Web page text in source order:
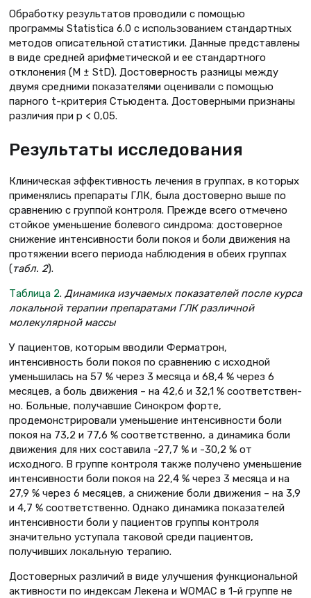
Обработку результатов проводили с помощью
программы Statistica 6.0 с использованием стандартных
мето­дов описательной статистики. Данные представлены
в виде средней ариф­метической и ее стандартного
откло­нения (M ± StD). Достоверность разницы между
двумя средними показателями оценивали с помо­щью
парного t-критерия Стьюдента. Достоверными признаны
различия при p < 0,05.
Результаты исследования
Клиническая эффективность лече­ния в группах, в которых
применя­лись препараты ГЛК, была достоверно выше по
сравнению с группой кон­троля. Прежде всего отмечено
стой­кое уменьшение болевого синдрома: достоверное
снижение интенсивности боли покоя и боли движения на
про­тяжении всего периода наблюдения в обеих группах
(табл. 2).
Таблица 2. Динамика изучаемых показателей после курса
локальной терапии препаратами ГЛК различной
молекулярной массы
У пациентов, которым вводи­ли Ферматрон,
интенсивность боли покоя по сравнению с исходной
уменьшилась на 57 % через 3 месяца и 68,4 % через 6
месяцев, а боль движе­ния – на 42,6 и 32,1 % соответствен­
но. Больные, получавшие Синокром форте,
продемонстрировали уменьше­ние интенсивности боли
покоя на 73,2 и 77,6 % соответственно, а динами­ка боли
движения для них составила -27,7 % и -30,2 % от
исходного. В груп­пе контроля также получено уменьше­ние
интенсивности боли покоя на 22,4 % через 3 месяца и на
27,9 % через 6 месяцев, а снижение боли движения – на 3,9
и 4,7 % соответственно. Однако динамика показателей
интенсивности боли у пациентов группы контроля
значительно уступала таковой среди пациентов,
получивших локальную терапию.
Достоверных различий в виде улуч­шения функциональной
активности по индексам Лекена и WOMAC в 1-й группе не